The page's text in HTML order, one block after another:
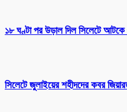
১৮ ঘণ্টা পর উড়াল দিল সিলেটে
সিলেটে জুলাইয়ের শহীদদের কবর